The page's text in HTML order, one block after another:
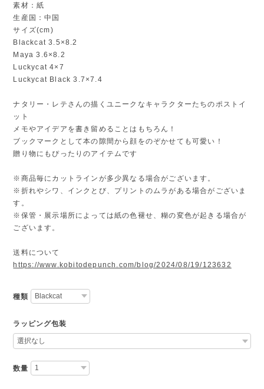
素材：紙
生産国：中国
サイズ(cm)
Blackcat 3.5×8.2
Maya 3.6×8.2
Luckycat 4×7
Luckycat Black 3.7×7.4
ナタリー・レテさんの描くユニークなキャラクターたちのポストイ
ット
メモやアイデアを書き留めることはもちろん！
ブックマークとして本の隙間から顔をのぞかせても可愛い！
贈り物にもぴったりのアイテムです
※商品毎にカットラインが多少異なる場合がございます。
※折れやシワ、インクとび、プリントのムラがある場合がございま
す。
※保管・展示場所によっては紙の色褪せ、糊の変色が起きる場合が
ございます。
送料について
https://www.kobitodepunch.com/blog/2024/08/19/123632
種類
ラッピング包装
数量